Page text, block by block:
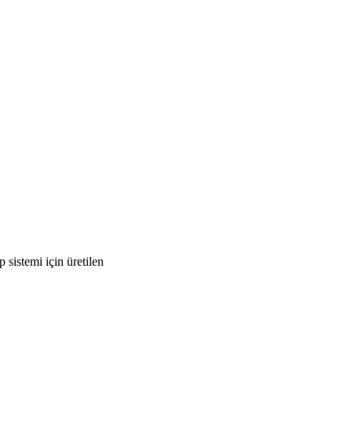
sistemi için üretilen